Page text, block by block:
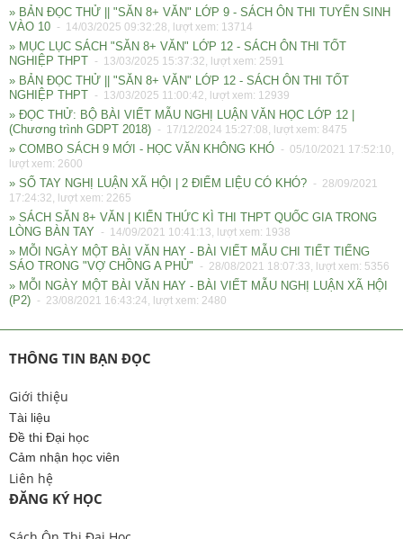
» BẢN ĐỌC THỬ || "SĂN 8+ VĂN" LỚP 9 - SÁCH ÔN THI TUYỂN SINH
VÀO 10 - 14/03/2025 09:32:28, lượt xem: 13714
» MỤC LỤC SÁCH "SĂN 8+ VĂN" LỚP 12 - SÁCH ÔN THI TỐT
NGHIỆP THPT - 13/03/2025 15:37:32, lượt xem: 2591
» BẢN ĐỌC THỬ || "SĂN 8+ VĂN" LỚP 12 - SÁCH ÔN THI TỐT
NGHIỆP THPT - 13/03/2025 11:00:42, lượt xem: 12939
» ĐỌC THỬ: BỘ BÀI VIẾT MẪU NGHỊ LUẬN VĂN HỌC LỚP 12 |
(Chương trình GDPT 2018) - 17/12/2024 15:27:08, lượt xem: 8475
» COMBO SÁCH 9 MỚI - HỌC VĂN KHÔNG KHÓ - 05/10/2021 17:52:10,
lượt xem: 2600
» SỔ TAY NGHỊ LUẬN XÃ HỘI | 2 ĐIỂM LIỆU CÓ KHÓ? - 28/09/2021
17:24:32, lượt xem: 2265
» SÁCH SĂN 8+ VĂN | KIẾN THỨC KÌ THI THPT QUỐC GIA TRONG
LÒNG BÀN TAY
- 14/09/2021 10:41:13, lượt xem: 1938
» MỖI NGÀY MỘT BÀI VĂN HAY - BÀI VIẾT MẪU CHI TIẾT TIẾNG
SÁO TRONG "VỢ CHỒNG A PHỦ"
- 28/08/2021 18:07:33, lượt xem: 5356
» MỖI NGÀY MỘT BÀI VĂN HAY - BÀI VIẾT MẪU NGHỊ LUẬN XÃ HỘI
(P2) - 23/08/2021 16:43:24, lượt xem: 2480
THÔNG TIN BẠN ĐỌC
Giới thiệu
Tài liệu
Đề thi Đại học
Cảm nhận học viên
Liên hệ
ĐĂNG KÝ HỌC